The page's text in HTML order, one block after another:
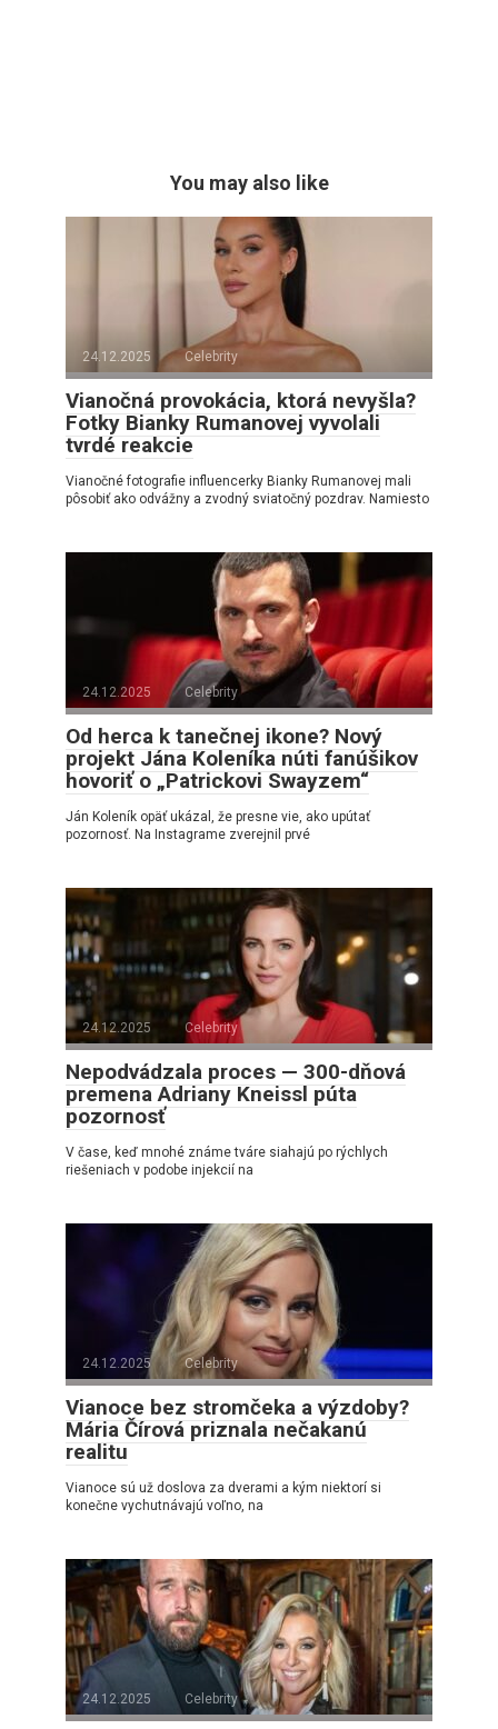
You may also like
24.12.2025 Celebrity
Vianočná provokácia, ktorá nevyšla?
Fotky Bianky Rumanovej vyvolali
tvrdé reakcie
Vianočné fotografie influencerky Bianky Rumanovej mali
pôsobiť ako odvážny a zvodný sviatočný pozdrav. Namiesto
24.12.2025 Celebrity
Od herca k tanečnej ikone? Nový
projekt Jána Koleníka núti fanúšikov
hovoriť o „Patrickovi Swayzem“
Ján Koleník opäť ukázal, že presne vie, ako upútať
pozornosť. Na Instagrame zverejnil prvé
24.12.2025 Celebrity
Nepodvádzala proces — 300-dňová
premena Adriany Kneissl púta
pozornosť
V čase, keď mnohé známe tváre siahajú po rýchlych
riešeniach v podobe injekcií na
24.12.2025 Celebrity
Vianoce bez stromčeka a výzdoby?
Mária Čírová priznala nečakanú
realitu
Vianoce sú už doslova za dverami a kým niektorí si
konečne vychutnávajú voľno, na
24.12.2025 Celebrity